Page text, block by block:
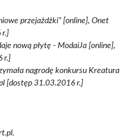
przejażdżki” [online], Onet
r.]
nową płytę - ModaiJa [online],
r.]
nagrodę konkursu Kreatura
[dostęp 31.03.2016 r.]